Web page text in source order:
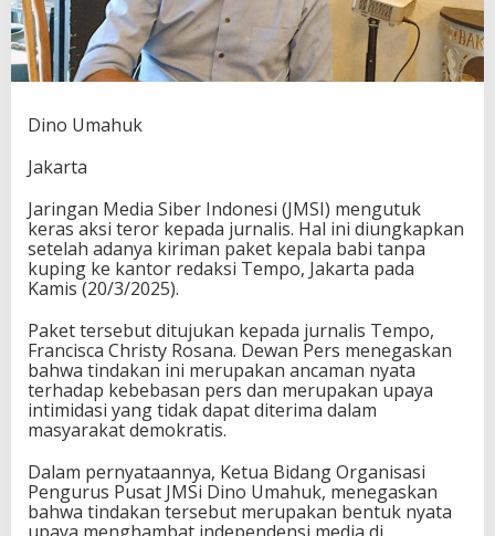
Dino Umahuk
Jakarta
Jaringan Media Siber Indonesi (JMSI) mengutuk
keras aksi teror kepada jurnalis. Hal ini diungkapkan
setelah adanya kiriman paket kepala babi tanpa
kuping ke kantor redaksi Tempo, Jakarta pada
Kamis (20/3/2025).
Paket tersebut ditujukan kepada jurnalis Tempo,
Francisca Christy Rosana. Dewan Pers menegaskan
bahwa tindakan ini merupakan ancaman nyata
terhadap kebebasan pers dan merupakan upaya
intimidasi yang tidak dapat diterima dalam
masyarakat demokratis.
Dalam pernyataannya, Ketua Bidang Organisasi
Pengurus Pusat JMSi Dino Umahuk, menegaskan
bahwa tindakan tersebut merupakan bentuk nyata